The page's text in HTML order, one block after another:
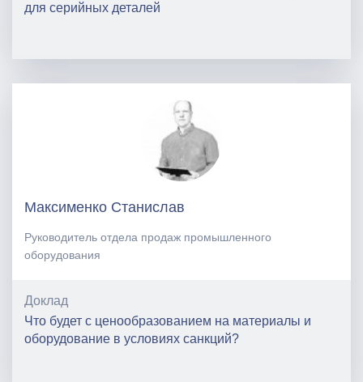
для серийных деталей
Максименко Станислав
Руководитель отдела продаж промышленного
оборудования
Доклад
Что будет с ценообразованием на материалы и
оборудование в условиях санкций?